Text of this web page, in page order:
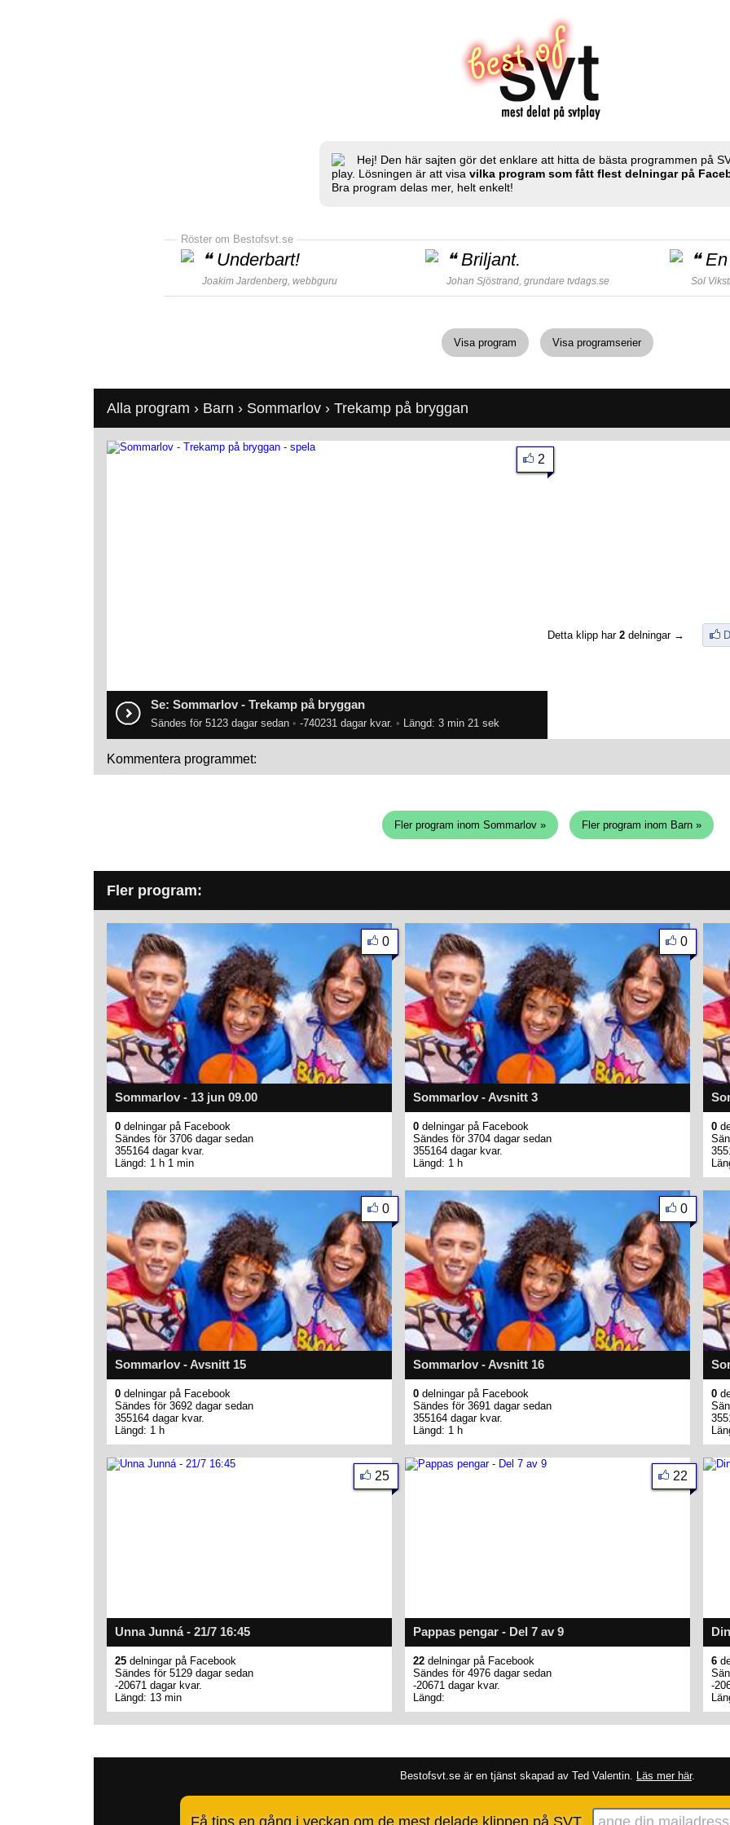
Få tips en gång i veckan om de mest delade klippen på SVT.
Hej! Den här sajten gör det enklare att hitta de bästa programmen på
play. Lösningen är att visa vilka program som fått flest delningar på
Bra program delas mer, helt enkelt!
Röster om Bestofsvt.se
❝ Underbart!
Joakim Jardenberg, webbguru
❝Briljant.
Johan Sjöstrand, grundare tvdags.se
❝
Sol
Visa program Visa programserier
Alla program › Barn › Sommarlov › Trekamp på bryggan
Se: Sommarlov - Trekamp på bryggan
Sändes för 5123 dagar sedan • -740231 dagar kvar. • Längd: 3 min 21 sek
2
Detta klipp har 2 delningar →
Kommentera programmet:
Fler program inom Sommarlov » Fler program inom Barn »
Fler program:
Sommarlov - 13 jun 09.00
0
0 delningar på Facebook
Sändes för 3706 dagar sedan
355164 dagar kvar.
Längd: 1 h 1 min
Sommarlov - Avsnitt 3
0
0 delningar på Facebook
Sändes för 3704 dagar sedan
355164 dagar kvar.
Längd: 1 h
0
Sommarlov - Avsnitt 15
0
0 delningar på Facebook
Sändes för 3692 dagar sedan
355164 dagar kvar.
Längd: 1 h
Sommarlov - Avsnitt 16
0
0 delningar på Facebook
Sändes för 3691 dagar sedan
355164 dagar kvar.
Längd: 1 h
0
Unna Junná - 21/7 16:45
25
25 delningar på Facebook
Sändes för 5129 dagar sedan
-20671 dagar kvar.
Längd: 13 min
Pappas pengar - Del 7 av 9
22
22 delningar på Facebook
Sändes för 4976 dagar sedan
-20671 dagar kvar.
Längd:
6
-
Bestofsvt.se är en tjänst skapad av Ted Valentin. Läs mer här.